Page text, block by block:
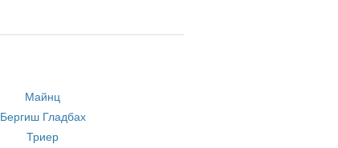
Майнц
Бергиш Гладбах
Триер